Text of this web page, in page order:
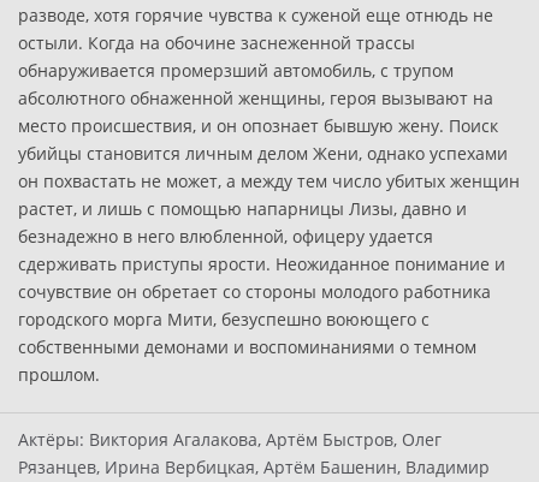
разводе, хотя горячие чувства к суженой еще отнюдь не
остыли. Когда на обочине заснеженной трассы
обнаруживается промерзший автомобиль, с трупом
абсолютного обнаженной женщины, героя вызывают на
место происшествия, и он опознает бывшую жену. Поиск
убийцы становится личным делом Жени, однако успехами
он похвастать не может, а между тем число убитых женщин
растет, и лишь с помощью напарницы Лизы, давно и
безнадежно в него влюбленной, офицеру удается
сдерживать приступы ярости. Неожиданное понимание и
сочувствие он обретает со стороны молодого работника
городского морга Мити, безуспешно воюющего с
собственными демонами и воспоминаниями о темном
прошлом.
Актёры: Виктория Агалакова, Артём Быстров, Олег
Рязанцев, Ирина Вербицкая, Артём Башенин, Владимир